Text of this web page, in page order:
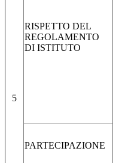
5
RISPETTO DEL
REGOLAMENTO
DI ISTITUTO
PARTECIPAZIONE